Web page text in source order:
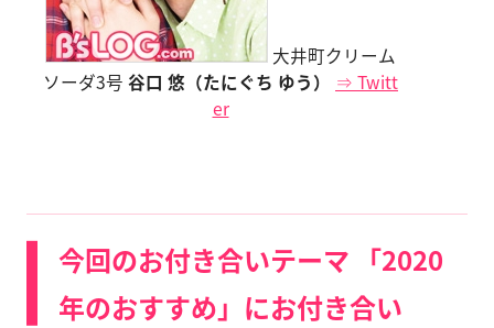
大井町クリーム
ソーダ3号 谷口 悠（たにぐち ゆう）
⇒ Twitt
er
今回のお付き合いテーマ 「2020
年のおすすめ」にお付き合い